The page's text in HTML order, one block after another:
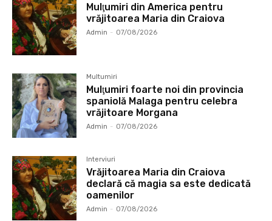
Mulţumiri din America pentru
vrăjitoarea Maria din Craiova
Admin - 07/08/2026
Multumiri
Mulţumiri foarte noi din provincia
spaniolă Malaga pentru celebra
vrăjitoare Morgana
Admin - 07/08/2026
Interviuri
Vrăjitoarea Maria din Craiova
declară că magia sa este dedicată
oamenilor
Admin - 07/08/2026